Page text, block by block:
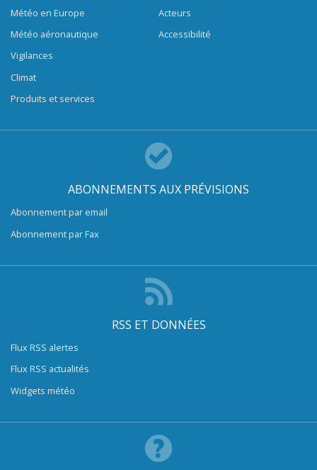
Météo en Europe
Météo aéronautique
Vigilances
Climat
Produits et services
Acteurs
Accessibilité
ABONNEMENTS AUX PRÉVISIONS
Abonnement par email
Abonnement par Fax
RSS ET DONNÉES
Flux RSS alertes
Flux RSS actualités
Widgets météo